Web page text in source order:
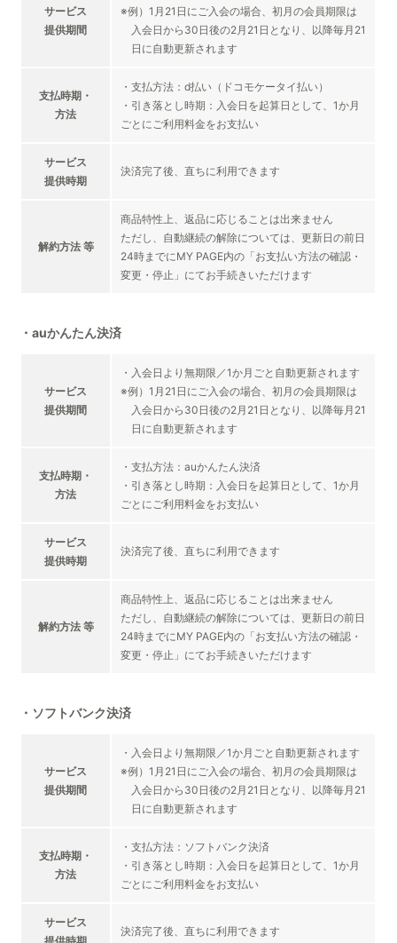
サービス
提供期間
※例）1月21日にご入会の場合、初月の会員期限は
入会日から30日後の2月21日となり、以降毎月21
日に自動更新されます
支払時期・
方法
・支払方法：d払い（ドコモケータイ払い）
・引き落とし時期：入会日を起算日として、1か月
ごとにご利用料金をお支払い
サービス
提供時期
決済完了後、直ちに利用できます
解約方法 等
商品特性上、返品に応じることは出来ません
ただし、自動継続の解除については、更新日の前日
24時までにMY PAGE内の「お支払い方法の確認・
変更・停止」にてお手続きいただけます
・auかんたん決済
サービス
提供期間
・入会日より無期限／1か月ごと自動更新されます
※例）1月21日にご入会の場合、初月の会員期限は
入会日から30日後の2月21日となり、以降毎月21
日に自動更新されます
支払時期・
方法
・支払方法：auかんたん決済
・引き落とし時期：入会日を起算日として、1か月
ごとにご利用料金をお支払い
サービス
提供時期
決済完了後、直ちに利用できます
解約方法 等
商品特性上、返品に応じることは出来ません
ただし、自動継続の解除については、更新日の前日
24時までにMY PAGE内の「お支払い方法の確認・
変更・停止」にてお手続きいただけます
・ソフトバンク決済
サービス
提供期間
・入会日より無期限／1か月ごと自動更新されます
※例）1月21日にご入会の場合、初月の会員期限は
入会日から30日後の2月21日となり、以降毎月21
日に自動更新されます
支払時期・
方法
・支払方法：ソフトバンク決済
・引き落とし時期：入会日を起算日として、1か月
ごとにご利用料金をお支払い
サービス
決済完了後、直ちに利用できます